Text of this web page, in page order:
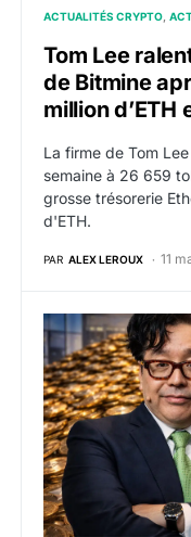
ACTUALITÉS CRYPTO
Tom Lee
de Bitmine
million d’ETH
La firme de Tom
semaine à 26 659
grosse trésorerie
d'ETH.
PAR ALEX LEROUX 11
Bitmine détient